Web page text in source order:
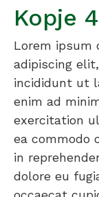
Kopje 4
Lorem ipsum
adipiscing
incididunt ut
enim ad
exercitation
ea commodo
in
dolore eu